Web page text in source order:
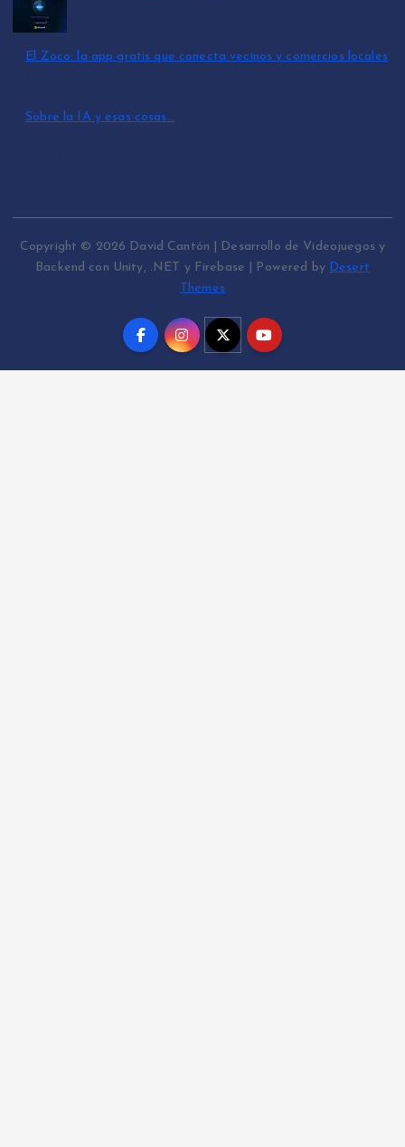
El Zoco: la app gratis que conecta vecinos y comercios locales
Sobre la IA y esas cosas…
Copyright © 2026 David Cantón | Desarrollo de Videojuegos y
Backend con Unity, .NET y Firebase | Powered by Desert
Themes